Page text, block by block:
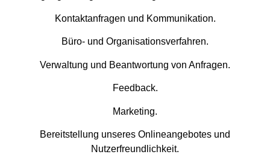
Kontaktanfragen und Kommunikation.
Büro- und Organisationsverfahren.
Verwaltung und Beantwortung von Anfragen.
Feedback.
Marketing.
Bereitstellung unseres Onlineangebotes und
Nutzerfreundlichkeit.